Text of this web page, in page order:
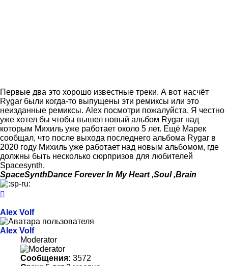
Первые два это хорошо известные треки. А вот насчёт
Rygar были когда-то выпущены эти ремиксы или это
неизданные ремиксы. Alex посмотри пожалуйста. Я честно
уже хотел бы чтобы вышел новый альбом Rygar над
которым Михиль уже работает около 5 лет. Ещё Марек
сообщал, что после выхода последнего альбома Rygar в
2020 году Михиль уже работает над новым альбомом, где
должны быть несколько сюрпризов для любителей
Spacesynth.
SpaceSynthDance Forever In My Heart ,Soul ,Brain
началу
Alex Volf
Alex Volf
Moderator
Сообщения: 3572